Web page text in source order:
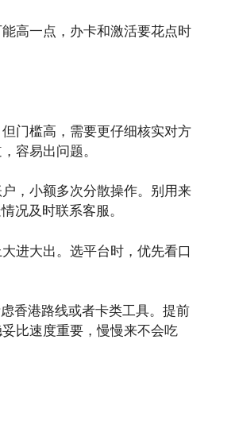
高一点，办卡和激活要花点时
门槛高，需要更仔细核实对方
容易出问题。
，小额多次分散操作。别用来
况及时联系客服。
进大出。选平台时，优先看口
香港路线或者卡类工具。提前
比速度重要，慢慢来不会吃